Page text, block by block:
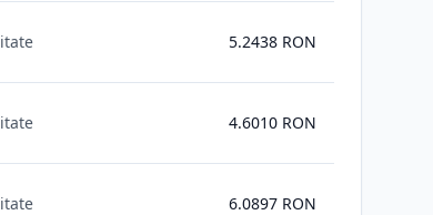
5.2438 RON
4.6010 RON
6.0897 RON